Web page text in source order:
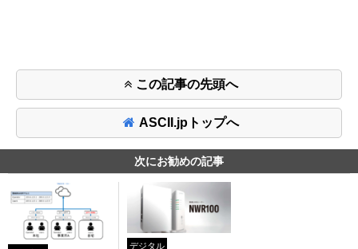
この記事の先頭へ
ASCII.jpトップへ
次にお勧めの記事
デジタル